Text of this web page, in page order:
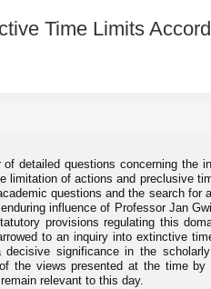
Time Limits
of detailed questions concerning the
limitation of actions and preclusive
questions and the search for
influence of Professor Jan
provisions regulating this
to an inquiry into extinctive
significance in the scholarly
the views presented at the time by
relevant to this day.